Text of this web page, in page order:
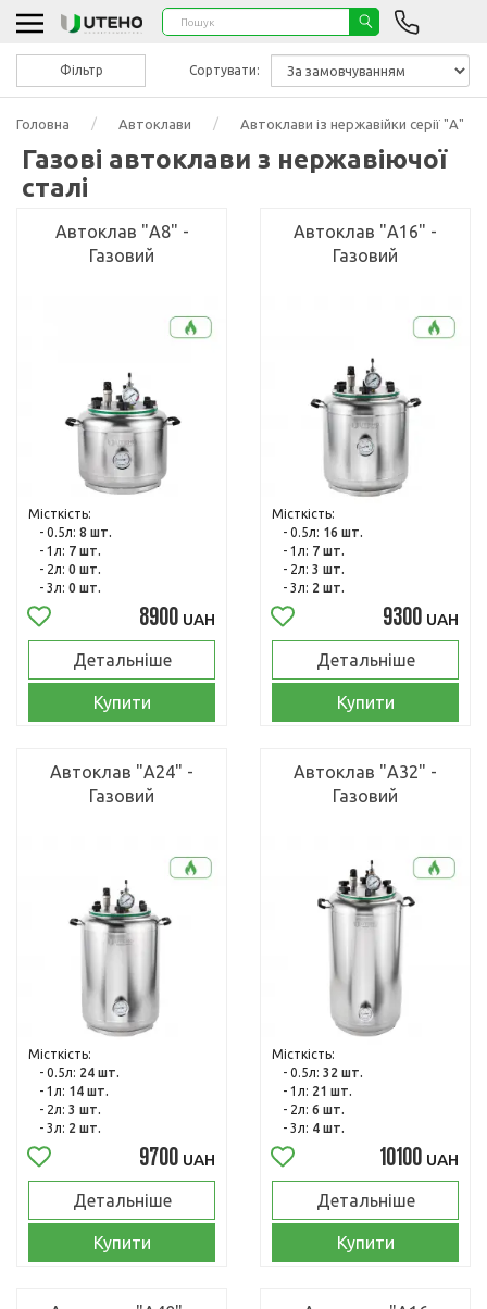
Головна Автоклави Автоклави із нержавійки серії "А"
Газові автоклави з нержавіючої
сталі
Фільтр Сортувати:
Автоклав "А8" -
Газовий
Місткість:
- 0.5л: 8 шт.
- 1л: 7 шт.
- 2л: 0 шт.
- 3л: 0 шт.
8900 UAH
Детальніше
Купити
Автоклав "А16" -
Газовий
Місткість:
- 0.5л: 16 шт.
- 1л: 7 шт.
- 2л: 3 шт.
- 3л: 2 шт.
9300 UAH
Детальніше
Купити
Автоклав "А24" -
Газовий
Місткість:
- 0.5л: 24 шт.
- 1л: 14 шт.
- 2л: 3 шт.
- 3л: 2 шт.
9700 UAH
Детальніше
Купити
Автоклав "А32" -
Газовий
Місткість:
- 0.5л: 32 шт.
- 1л: 21 шт.
- 2л: 6 шт.
- 3л: 4 шт.
10100 UAH
Детальніше
Купити